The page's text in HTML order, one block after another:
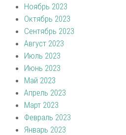
Ноябрь 2023
Октябрь 2023
Сентябрь 2023
Август 2023
Июль 2023
Июнь 2023
Май 2023
Апрель 2023
Март 2023
Февраль 2023
Январь 2023